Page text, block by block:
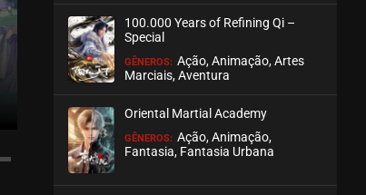
ASSISTIDO
ASSISTIDO
EPISÓDIO 163 A 166
TEMPORADA
100.000 Years of Refining Qi –
Special
GÊNEROS: Ação, Animação, Artes
Marciais, Aventura
Oriental Martial Academy
GÊNEROS: Ação, Animação,
Fantasia, Fantasia Urbana